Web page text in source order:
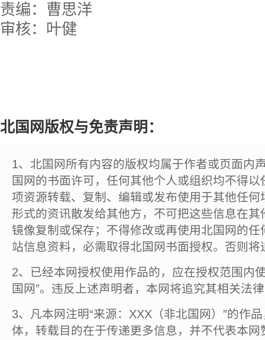
责编：曹思洋
审核：叶健
北国网版权与免责声明：
1、北国网所有内容的版权均属于作者或页面内
国网的书面许可，任何其他个人或组织均不得
项资源转载、复制、编辑或发布使用于其他任
形式的资讯散发给其他方，不可把这些信息在
镜像复制或保存；不得修改或再使用北国网的
站信息资料，必需取得北国网书面授权。否则将
2、已经本网授权使用作品的，应在授权范围内
国网”。违反上述声明者，本网将追究其相关法
3、凡本网注明“来源：XXX（非北国网）”的作
体，转载目的在于传递更多信息，并不代表本